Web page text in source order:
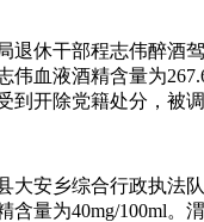
退休干部程志伟醉酒
伟血液酒精含量为
到开除党籍处分，被调
大安乡综合行政执法
含量为40mg/100ml。